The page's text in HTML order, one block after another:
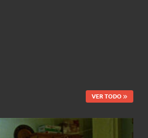
VER TODO